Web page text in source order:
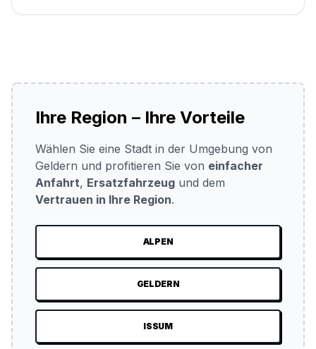
Ihre Region – Ihre Vorteile
Wählen Sie eine Stadt in der Umgebung von
Geldern und profitieren Sie von einfacher
Anfahrt, Ersatzfahrzeug und dem
Vertrauen in Ihre Region.
ALPEN
GELDERN
ISSUM